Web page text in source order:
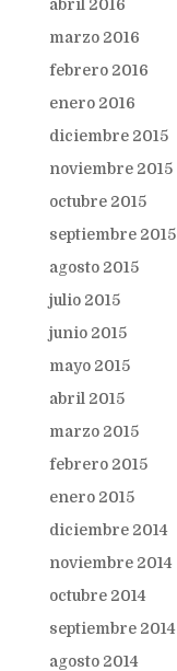
abril 2016
marzo 2016
febrero 2016
enero 2016
diciembre 2015
noviembre 2015
octubre 2015
septiembre 2015
agosto 2015
julio 2015
junio 2015
mayo 2015
abril 2015
marzo 2015
febrero 2015
enero 2015
diciembre 2014
noviembre 2014
octubre 2014
septiembre 2014
agosto 2014